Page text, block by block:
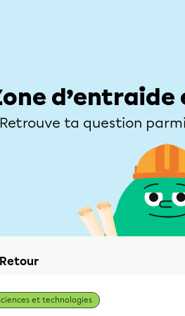
Retrouve ta question
Retour
et technologies